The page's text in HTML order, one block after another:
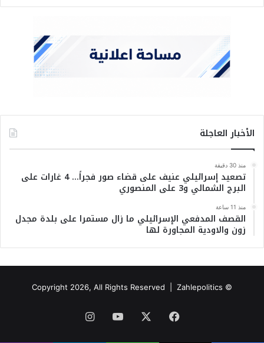
الأخبار العاجلة
منذ 30 دقيقة
تصعيد إسرائيلي عنيف على قضاء صور فجراً… 4 غارات على
البرج الشمالي و3 على المنصوري
منذ 11 ساعة
القصف المدفعي الإسرائيلي ما زال مستمرا على بلدة مجدل
زون والاودية المجاورة لها
© Copyright 2026, All Rights Reserved | Zahlepolitics
فيسبوك ‫YouTube